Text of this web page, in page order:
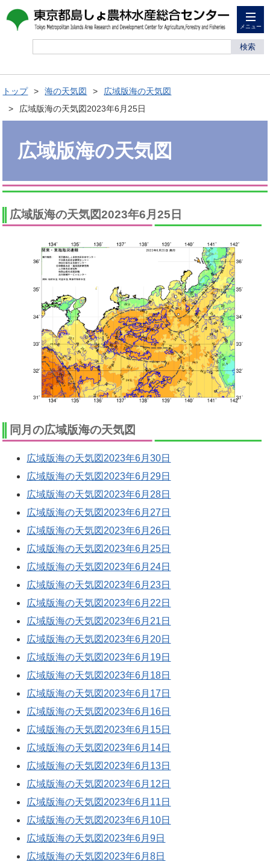
メニュー
検索
トップ 海の天気図
広域版海の天気図
広域版海の天気図2023年6月25日
広域版海の天気図
広域版海の天気図2023年6月25日
同月の広域版海の天気図
広域版海の天気図2023年6月30日
広域版海の天気図2023年6月29日
広域版海の天気図2023年6月28日
広域版海の天気図2023年6月27日
広域版海の天気図2023年6月26日
広域版海の天気図2023年6月25日
広域版海の天気図2023年6月24日
広域版海の天気図2023年6月23日
広域版海の天気図2023年6月22日
広域版海の天気図2023年6月21日
広域版海の天気図2023年6月20日
広域版海の天気図2023年6月19日
広域版海の天気図2023年6月18日
広域版海の天気図2023年6月17日
広域版海の天気図2023年6月16日
広域版海の天気図2023年6月15日
広域版海の天気図2023年6月14日
広域版海の天気図2023年6月13日
広域版海の天気図2023年6月12日
広域版海の天気図2023年6月11日
広域版海の天気図2023年6月10日
広域版海の天気図2023年6月9日
広域版海の天気図2023年6月8日